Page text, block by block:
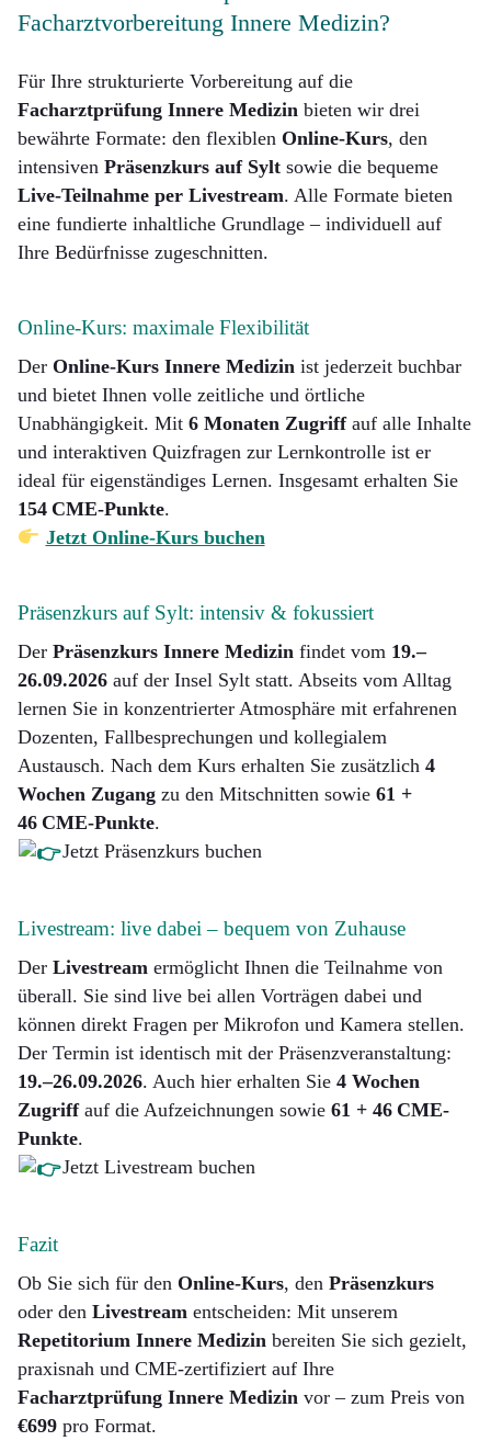
Facharztvorbereitung Innere Medizin?
Für Ihre strukturierte Vorbereitung auf die
Facharztprüfung Innere Medizin bieten wir drei
bewährte Formate: den flexiblen Online-Kurs, den
intensiven Präsenzkurs auf Sylt sowie die bequeme
Live-Teilnahme per Livestream. Alle Formate bieten
eine fundierte inhaltliche Grundlage – individuell auf
Ihre Bedürfnisse zugeschnitten.
Online-Kurs: maximale Flexibilität
Der Online-Kurs Innere Medizin ist jederzeit buchbar
und bietet Ihnen volle zeitliche und örtliche
Unabhängigkeit. Mit 6 Monaten Zugriffauf alle Inhalte
und interaktiven Quizfragen zur Lernkontrolle ist er
ideal für eigenständiges Lernen. Insgesamt erhalten Sie
154 CME-Punkte.
Jetzt Online-Kurs buchen
Präsenzkurs auf Sylt: intensiv & fokussiert
Der Präsenzkurs Innere Medizin findet vom 19.–
26.09.2026 auf der Insel Sylt statt. Abseits vom Alltag
lernen Sie in konzentrierter Atmosphäre mit erfahrenen
Dozenten, Fallbesprechungen und kollegialem
Austausch. Nach dem Kurs erhalten Sie zusätzlich 4
Wochen Zugang zu den Mitschnitten sowie 61 +
46 CME-Punkte.
Jetzt Präsenzkurs buchen
Livestream: live dabei – bequem von Zuhause
Der Livestream ermöglicht Ihnen die Teilnahme von
überall. Sie sind live bei allen Vorträgen dabei und
können direkt Fragen per Mikrofon und Kamera stellen.
Der Termin ist identisch mit der Präsenzveranstaltung:
19.–26.09.2026. Auch hier erhalten Sie 4 Wochen
Zugriffauf die Aufzeichnungen sowie 61 + 46 CME-
Punkte.
Jetzt Livestream buchen
Fazit
Ob Sie sich für den Online-Kurs, den Präsenzkurs
oder den Livestream entscheiden: Mit unserem
Repetitorium Innere Medizin bereiten Sie sich gezielt,
praxisnah und CME-zertifiziert auf Ihre
Facharztprüfung Innere Medizin vor – zum Preis von
€699 pro Format.